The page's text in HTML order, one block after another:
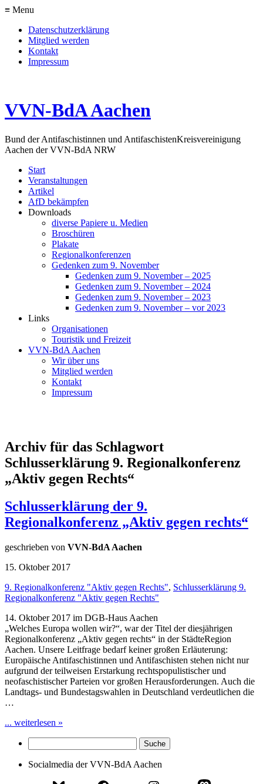
≡ Menu
Datenschutzerklärung
Mitglied werden
Kontakt
Impressum
VVN-BdA Aachen
Bund der Antifaschistinnen und AntifaschistenKreisvereinigung
Aachen der VVN-BdA NRW
Start
Veranstaltungen
Artikel
AfD bekämpfen
Downloads
diverse Papiere u. Medien
Broschüren
Plakate
Regionalkonferenzen
Gedenken zum 9. November
Gedenken zum 9. November – 2025
Gedenken zum 9. November – 2024
Gedenken zum 9. November – 2023
Gedenken zum 9. November – vor 2023
Links
Organisationen
Touristik und Freizeit
VVN-BdA Aachen
Wir über uns
Mitglied werden
Kontakt
Impressum
Archiv für das Schlagwort
Schlusserklärung 9. Regionalkonferenz
„Aktiv gegen Rechts“
Schlusserklärung der 9.
Regionalkonferenz „Aktiv gegen rechts“
geschrieben von VVN-BdA Aachen
15. Oktober 2017
9. Regionalkonferenz "Aktiv gegen Rechts", Schlusserklärung 9.
Regionalkonferenz "Aktiv gegen Rechts"
14. Oktober 2017 im DGB-Haus Aachen
„Welches Europa wollen wir?“, war der Titel der diesjährigen
Regionalkonferenz „Aktiv gegen rechts“ in der StädteRegion
Aachen. Unsere Leitfrage bedarf keiner großen Erläuterung:
Europäische Antifaschistinnen und Antifaschisten stehen nicht nur
aufgrund der teilweisen Erstarkung rechtspopulistischer und
neofaschistischer Parteien vor großen Herausforderungen. Auch die
Landtags- und Bundestagswahlen in Deutschland verdeutlichen die
…
... weiterlesen »
Socialmedia der VVN-BdA Aachen